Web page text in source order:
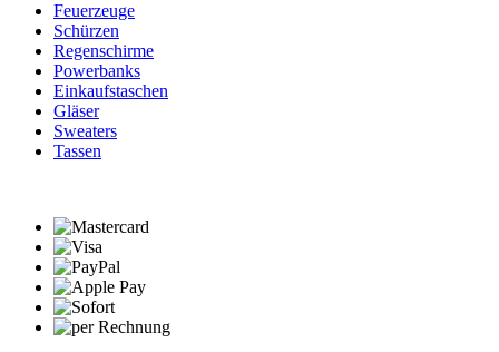
Feuerzeuge
Schürzen
Regenschirme
Powerbanks
Einkaufstaschen
Gläser
Sweaters
Tassen